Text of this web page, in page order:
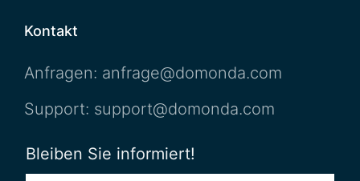
Kontakt
Anfragen: anfrage@domonda.com
Support: support@domonda.com
Bleiben Sie informiert!